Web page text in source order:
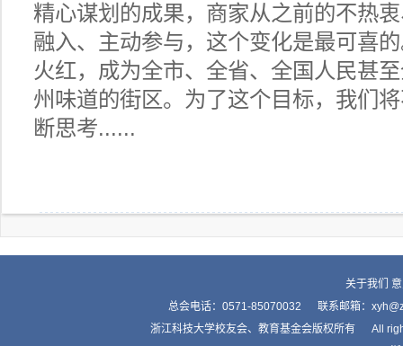
精心谋划的成果，商家从之前的不热
融入、主动参与，这个变化是最可喜
火红，成为全市、全省、全国人民甚
州味道的街区。为了这个目标，我们
断思考......
关于我们
总会电话：0571-85070032 联系邮箱：
浙江科技大学校友会、教育基金会版权所有 All